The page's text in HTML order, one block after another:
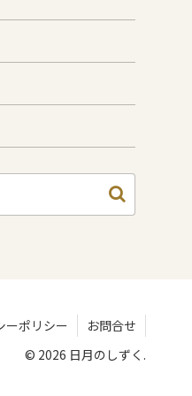
ーポリシー
お問合せ
© 2026 日月のしずく.